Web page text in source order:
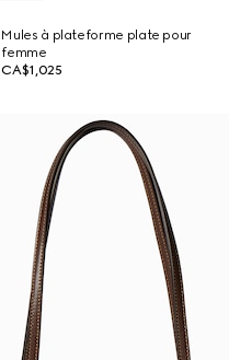
Mules à plateforme plate pour
femme
CA$1,025